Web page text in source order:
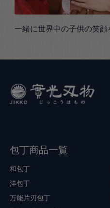
一緒に世界中の子供の笑顔
包丁商品一覧
和包丁
洋包丁
万能片刃包丁